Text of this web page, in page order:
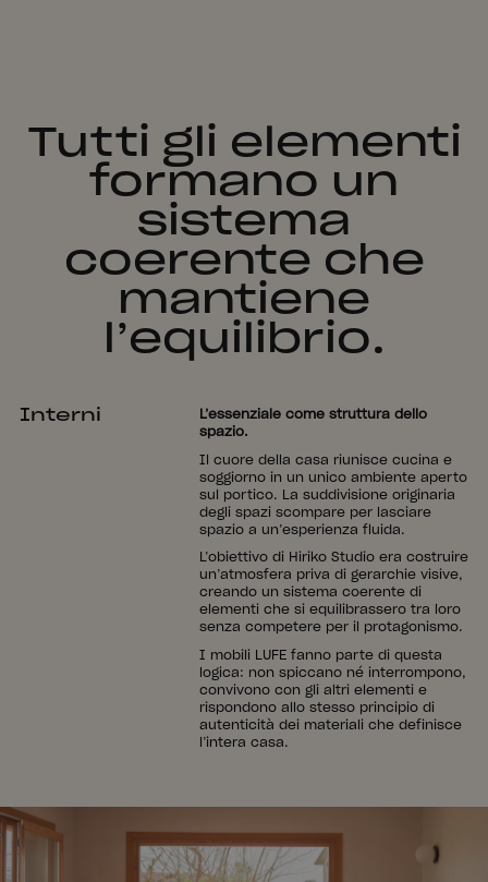
Tutti gli elementi
formano un
sistema
coerente che
mantiene
l’equilibrio.
Interni
L’essenziale come struttura dello
spazio.
Il cuore della casa riunisce cucina e
soggiorno in un unico ambiente aperto
sul portico. La suddivisione originaria
degli spazi scompare per lasciare
spazio a un’esperienza fluida.
L’obiettivo di Hiriko Studio era costruire
un’atmosfera priva di gerarchie visive,
creando un sistema coerente di
elementi che si equilibrassero tra loro
senza competere per il protagonismo.
I mobili LUFE fanno parte di questa
logica: non spiccano né interrompono,
convivono con gli altri elementi e
rispondono allo stesso principio di
autenticità dei materiali che definisce
l’intera casa.